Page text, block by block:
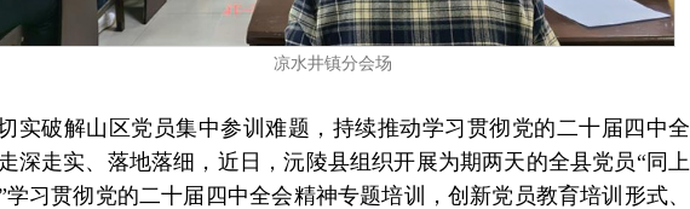
凉水井镇分会场
实破解山区党员集中参训难题，持续推动学习贯彻党的二十届四中全
深走实、落地落细，近日，沅陵县组织开展为期两天的全县党员“同上
学习贯彻党的二十届四中全会精神专题培训，创新党员教育培训形式、